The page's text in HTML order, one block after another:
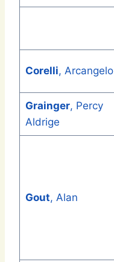
Corelli, Arcangelo
Grainger, Percy
Aldrige
Gout, Alan